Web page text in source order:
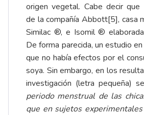
origen vegetal. Cabe decir que
de la compañía Abbott[5], casa
Similac ®, e Isomil ®
De forma parecida, un estudio
que no había efectos por el
soya. Sin embargo, en los
investigación (letra pequeña)
periodo menstrual de las
que en sujetos